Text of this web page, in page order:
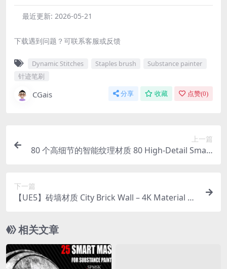
最近更新: 2026-05-21
下载遇到问题？可联系客服或反馈
Dynamic Stitches Staples brush
Substance painter
针迹笔刷
CGais 分享 收藏 点赞(0)
上一篇
80 个高细节的智能纹理材质 80 High-Detail Smart
下一篇
【UE5】砖墙材质 City Brick Wall – 4K Material Pa
相关文章